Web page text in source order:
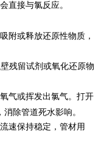
直接与氯反应。
附或释放还原性物质，
残留试剂或氧化还原物
氧气或挥发出氯气。打开
除管道死水影响。
速保持稳定，管材用